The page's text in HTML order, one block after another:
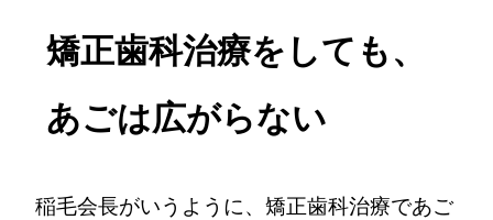
矯正歯科治療をしても、
あごは広がらない
稲毛会長がいうように、矯正歯科治療であご